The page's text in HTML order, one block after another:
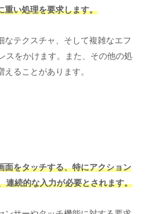
重い処理を要求します。
テクスチャ、そして複雑なエフ
スをかけます。また、その他の処
ることがあります。
面をタッチする、特にアクション
連続的な入力が必要とされます。